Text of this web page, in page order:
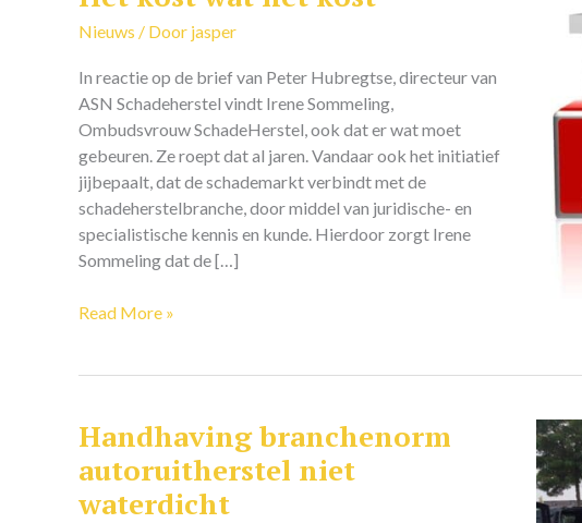
Nieuws / Door jasper
In reactie op de brief van Peter Hubregtse, directeur van
ASN Schadeherstel vindt Irene Sommeling,
Ombudsvrouw SchadeHerstel, ook dat er wat moet
gebeuren. Ze roept dat al jaren. Vandaar ook het initiatief
jijbepaalt, dat de schademarkt verbindt met de
schadeherstelbranche, door middel van juridische- en
specialistische kennis en kunde. Hierdoor zorgt Irene
Sommeling dat de […]
wat
het
kost
Read More »
Handhaving branchenorm
autoruitherstel niet
waterdicht
Handhaving
branchenorm
autoruitherstel
niet